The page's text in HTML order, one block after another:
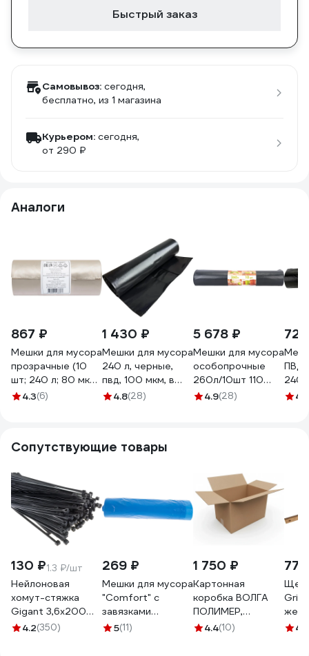
Быстрый заказ
Самовывоз: сегодня,
бесплатно, из 1 магазина
Курьером: сегодня,
от 290 ₽
Аналоги
867 ₽
Мешки для мусора
прозрачные (10
шт; 240 л; 80 мкм;
ПВД; 90х140 см)
4.3(6)
1 430 ₽
Мешки для мусора
240 л, черные,
пвд, 100 мкм, в
рулоне 10 шт,
4.8(28)
5 678 ₽
Мешки для мусора
особопрочные
260л/10шт 110
мкм 90140см
4.9(28)
ПВД
240
804.8
Сопутствующие товары
130 ₽1.3 ₽/шт
Нейлоновая
хомут-стяжка
Gigant 3,6х200
черный, 100 шт
4.2(350)
269 ₽
Мешки для мусора
"Comfort" с
завязками
(особопрочные)
5(11)
1 750 ₽
Картонная
коробка ВОЛГА
ПОЛИМЕР,
гофрокороб 4-х
4.4(10) 4.8